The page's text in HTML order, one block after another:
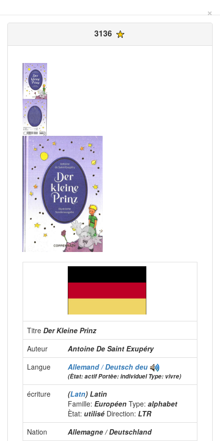
×
3136
Titre Der Kleine Prinz
Auteur
Antoine De Saint Exupéry
Langue
Allemand / Deutsch deu
(Ètat: actif Portèe: individuel Type: vivre)
écriture (Latn) Latin
Famille: Européen Type: alphabet
Ètat: utilisé Direction: LTR
Nation
Allemagne / Deutschland